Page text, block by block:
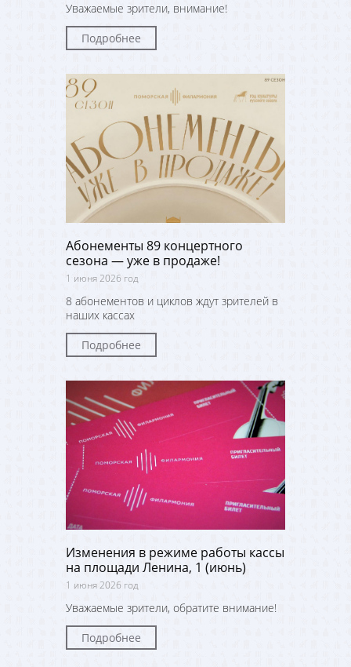
Уважаемые зрители, внимание!
Подробнее
Абонементы 89 концертного
сезона — уже в продаже!
1 июня 2026 год
8 абонементов и циклов ждут зрителей в
наших кассах
Подробнее
Изменения в режиме работы кассы
на площади Ленина, 1 (июнь)
1 июня 2026 год
Уважаемые зрители, обратите внимание!
Подробнее